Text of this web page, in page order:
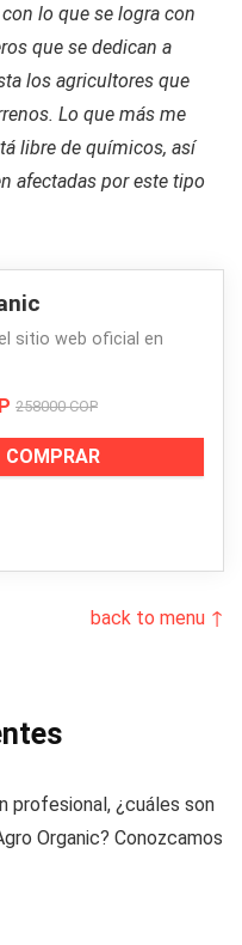
lo que se logra con
que se dedican a
los agricultores que
Lo que más me
libre de químicos, así
afectadas por este tipo
sitio web oficial en
258000 COP
COMPRAR
back to menu ↑
profesional, ¿cuáles son
Organic? Conozcamos